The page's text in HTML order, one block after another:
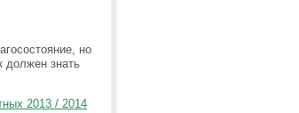
но
должен знать
2013 / 2014